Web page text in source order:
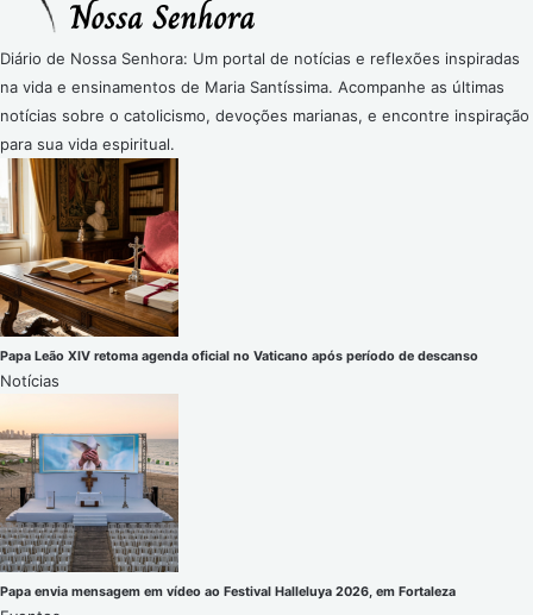
Diário de Nossa Senhora: Um portal de notícias e reflexões inspiradas
na vida e ensinamentos de Maria Santíssima. Acompanhe as últimas
notícias sobre o catolicismo, devoções marianas, e encontre inspiração
para sua vida espiritual.
Papa Leão XIV retoma agenda oficial no Vaticano após período de descanso
Notícias
Papa envia mensagem em vídeo ao Festival Halleluya 2026, em Fortaleza